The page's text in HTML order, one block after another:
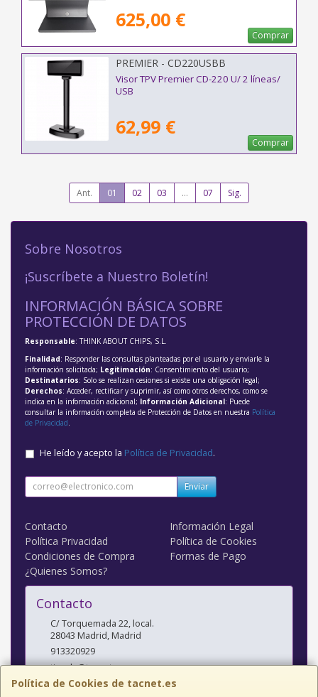
625,00 €
Comprar
PREMIER - CD220USBB
Visor TPV Premier CD-220 U/ 2 líneas/
USB
62,99 €
Comprar
Ant. 01 02 03 ... 07 Sig.
Política de Cookies de tacnet.es
Sobre Nosotros
¡Suscríbete a Nuestro Boletín!
INFORMACIÓN BÁSICA SOBRE
PROTECCIÓN DE DATOS
Responsable: THINK ABOUT CHIPS, S.L.
Finalidad: Responder las consultas planteadas por el usuario y enviarle la
información solicitada; Legitimación: Consentimiento del usuario;
Destinatarios: Solo se realizan cesiones si existe una obligación legal;
Derechos: Acceder, rectificar y suprimir, así como otros derechos, como se
indica en la información adicional; Información Adicional: Puede
consultar la información completa de Protección de Datos en nuestra Política
de Privacidad
He leído y acepto la Política de Privacidad.
Enviar
Contacto
Información Legal
Política Privacidad
Política de Cookies
Condiciones de Compra
Formas de Pago
¿Quienes Somos?
Contacto
C/ Torquemada 22, local.
28043 Madrid,Madrid
913320929
tienda@tacnet.es